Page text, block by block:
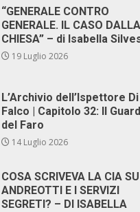
“GENERALE CONTRO
GENERALE. IL CASO DALLA
CHIESA” – di Isabella
19 Luglio 2026
L’Archivio dell’Ispettore Di
Falco | Capitolo 32: Il
del Faro
14 Luglio 2026
COSA SCRIVEVA LA CIA SU
ANDREOTTI E I SERVIZI
SEGRETI? – DI ISABELLA